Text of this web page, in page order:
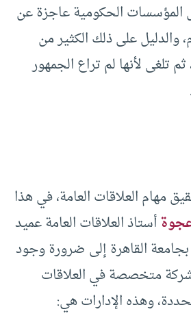
المؤسسات الحكومية عاجزة عن
والدليل على ذلك الكثير من
تلغى لأنها لم تراع الجمهور
مهام العلاقات العامة، في هذا
أستاذ العلاقات العامة عميد
بجامعة القاهرة إلى ضرورة وجود
شركة متخصصة في العلاقات
وهذه الإدارات هي: